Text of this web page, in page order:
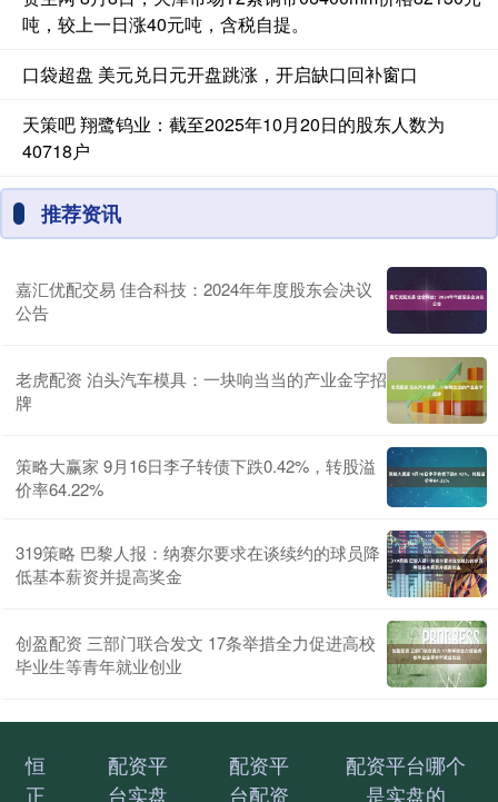
吨，较上一日涨40元吨，含税自提。
口袋超盘 美元兑日元开盘跳涨，开启缺口回补窗口
天策吧 翔鹭钨业：截至2025年10月20日的股东人数为
40718户
推荐资讯
嘉汇优配交易 佳合科技：2024年年度股东会决议
公告
老虎配资 泊头汽车模具：一块响当当的产业金字招
牌
策略大赢家 9月16日李子转债下跌0.42%，转股溢
价率64.22%
319策略 巴黎人报：纳赛尔要求在谈续约的球员降
低基本薪资并提高奖金
创盈配资 三部门联合发文 17条举措全力促进高校
毕业生等青年就业创业
恒
正
配资平
台实盘
配资平
台配资
配资平台哪个
是实盘的